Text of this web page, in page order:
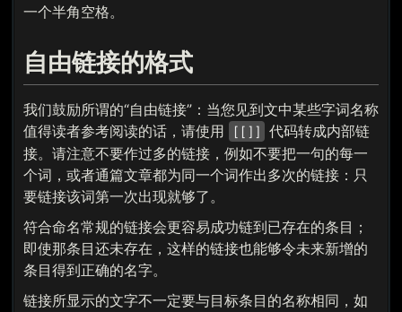
一个半角空格。
自由链接的格式
我们鼓励所谓的“自由链接”：当您见到文中某些字词名称
值得读者参考阅读的话，请使用
[[]] 代码转成内部链
接。请注意不要作过多的链接，例如不要把一句的每一
个词，或者通篇文章都为同一个词作出多次的链接：只
要链接该词第一次出现就够了。
符合命名常规的链接会更容易成功链到已存在的条目；
即使那条目还未存在，这样的链接也能够令未来新增的
条目得到正确的名字。
链接所显示的文字不一定要与目标条目的名称相同，如